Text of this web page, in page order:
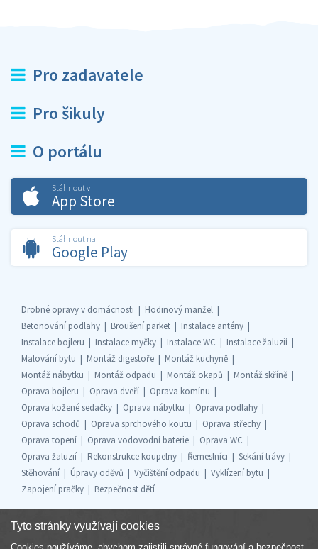
Pro zadavatele
Pro šikuly
O portálu
Stáhnout v
App Store
Stáhnout na
Google Play
Drobné opravy v domácnosti
Hodinový manžel
Betonování podlahy
Broušení parket
Instalace antény
Instalace bojleru
Instalace myčky Instalace WC
Instalace žaluzií
Malování bytu
Montáž digestoře
Montáž kuchyně
Montáž nábytku
Montáž odpadu Montáž okapů
Montáž skříně
Oprava bojleru
Oprava dveří
Oprava komínu
Oprava kožené sedačky
Oprava nábytku
Oprava podlahy
Oprava schodů
Oprava sprchového koutu
Oprava střechy
Oprava topení
Oprava vodovodní baterie
Oprava WC
Oprava žaluzií
Rekonstrukce koupelny Řemeslníci
Sekání trávy
Stěhování
Úpravy oděvů Vyčištění odpadu
Vyklízení bytu
Zapojení pračky
Bezpečnost dětí
Tyto stránky využívají cookies